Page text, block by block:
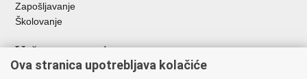
Zapošljavanje
Školovanje
Važne poveznice
Ministarstvo unutarnjih poslova
Ova stranica upotrebljava kolačiće